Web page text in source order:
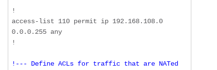
!
access-list 110 permit ip 192.168.108.0
0.0.0.255 any
!--- Define ACLs for traffic that are NATed